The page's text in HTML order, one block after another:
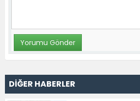
DİĞER HABERLER